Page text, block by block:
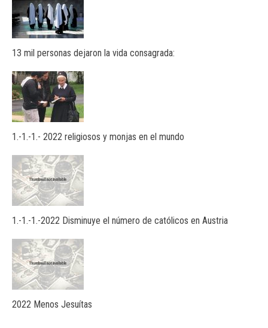
13 mil personas dejaron la vida consagrada:
1.-1.-1.- 2022 religiosos y monjas en el mundo
1.-1.-1.-2022 Disminuye el número de católicos en Austria
2022 Menos Jesuítas